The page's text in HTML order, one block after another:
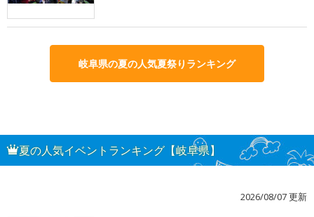
岐阜県の夏の人気夏祭りランキング
夏の人気イベントランキング【岐阜県】
2026/08/07 更新